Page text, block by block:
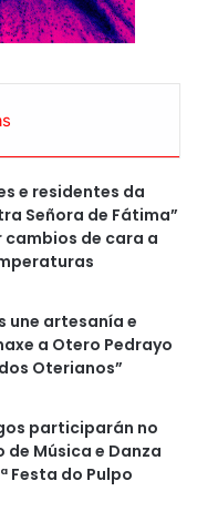
e residentes da
Señora de Fátima”
cambios de cara a
une artesanía e
a Otero Pedrayo
Oterianos”
participarán no
Música e Danza
Festa do Pulpo